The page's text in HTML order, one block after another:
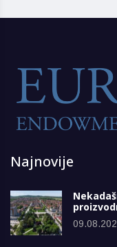
Najnovije